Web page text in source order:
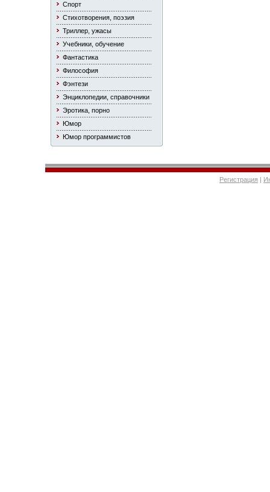
Спорт
Стихотворения, поэзия
Триллер, ужасы
Учебники, обучение
Фантастика
Философия
Фэнтези
Энциклопедии, справочники
Эротика, порно
Юмор
Юмор программистов
Регистрация |